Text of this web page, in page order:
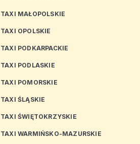
TAXI MAŁOPOLSKIE
TAXI OPOLSKIE
TAXI PODKARPACKIE
TAXI PODLASKIE
TAXI POMORSKIE
TAXI ŚLĄSKIE
TAXI ŚWIĘTOKRZYSKIE
TAXI WARMIŃSKO-MAZURSKIE